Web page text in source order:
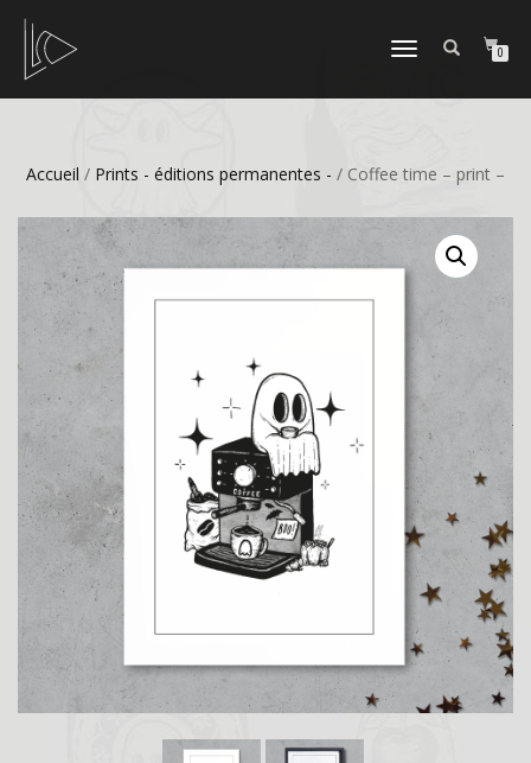
DÉPLIER
NAVIGATION
0
Accueil / Prints - éditions permanentes - / Coffee time – print –